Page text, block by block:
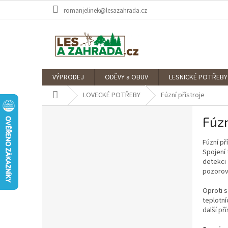
romanjelinek@lesazahrada.cz
VÝPRODEJ ODĚVY a OBUV LESNICKÉ POTŘEBY
Domů LOVECKÉ POTŘEBY Fúzní přístroje
Fúzní
Spojení
detekci
Oproti
další